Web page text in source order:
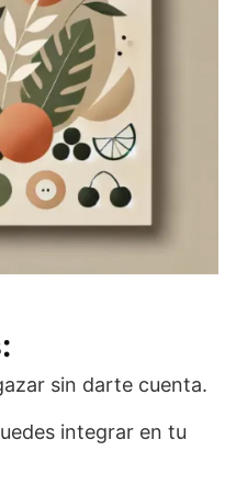
sin darte cuenta.
integrar en tu